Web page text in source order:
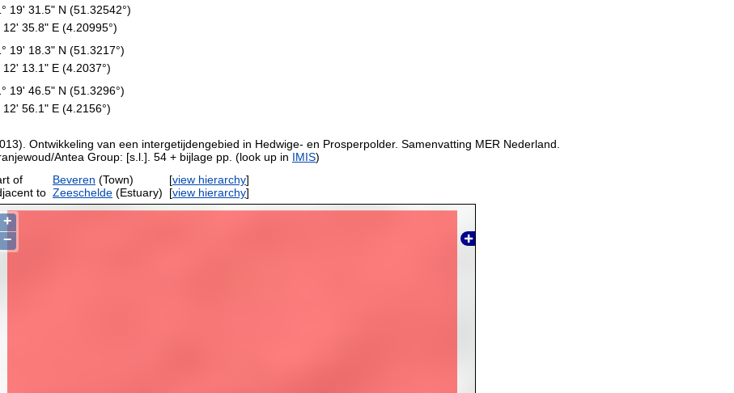
19' 31.5" N (51.32542°)
12' 35.8" E (4.20995°)
19' 18.3" N (51.3217°)
12' 13.1" E (4.2037°)
19' 46.5" N (51.3296°)
12' 56.1" E (4.2156°)
Ontwikkeling van een intergetijdengebied in Hedwige- en Prosperpolder. Samenvatting MER Nederland.
Antea Group: [s.l.]. 54 + bijlage pp. (look up in IMIS)
of Beveren (Town) [view hierarchy]
to Zeeschelde (Estuary) [view hierarchy]
+
−